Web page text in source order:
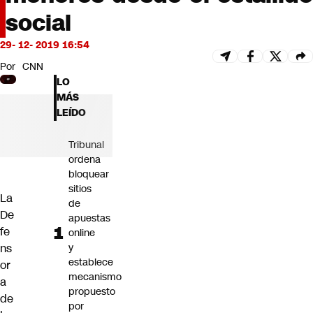
Futuro 360
Opinión
social
29- 12- 2019 16:54
Por CNN
La
De
fe
ns
or
a
de
LO
MÁS
LEÍDO
Tribunal
ordena
bloquear
sitios
de
apuestas
online
y
establece
mecanismo
propuesto
por